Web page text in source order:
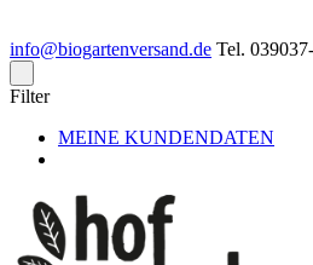
info@biogartenversand.de Tel.
Filter
MEINE KUNDENDATEN